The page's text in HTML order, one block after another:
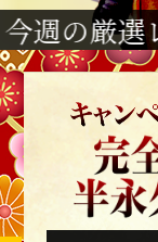
要！
SNS
連
携
で
5
秒
で
登
録！
ース